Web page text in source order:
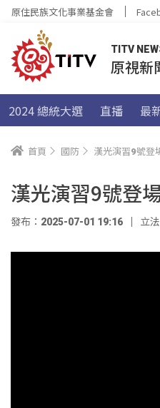
原住民族文化事業基金會
TITV
原視新
2024 總統大選 直播 最
首頁 國防 漢光演習9號登
漢光演習9號登
發布：2025-07-01 19:16 立